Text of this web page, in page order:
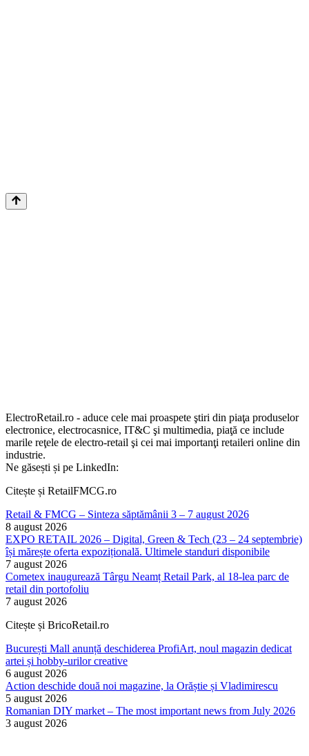
ElectroRetail.ro - aduce cele mai proaspete ştiri din piaţa produselor
electronice, electrocasnice, IT&C şi multimedia, piaţă ce include
marile reţele de electro-retail şi cei mai importanţi retaileri online din
industrie.
Ne găsești și pe LinkedIn:
Citește și RetailFMCG.ro
Retail & FMCG – Sinteza săptămânii 3 – 7 august 2026
8 august 2026
EXPO RETAIL 2026 – Digital, Green & Tech (23 – 24 septembrie)
își mărește oferta expozițională. Ultimele standuri disponibile
7 august 2026
Cometex inaugurează Târgu Neamț Retail Park, al 18-lea parc de
retail din portofoliu
7 august 2026
Citește și BricoRetail.ro
București Mall anunță deschiderea ProfiArt, noul magazin dedicat
artei și hobby-urilor creative
6 august 2026
Action deschide două noi magazine, la Orăștie și Vladimirescu
5 august 2026
Romanian DIY market – The most important news from July 2026
3 august 2026